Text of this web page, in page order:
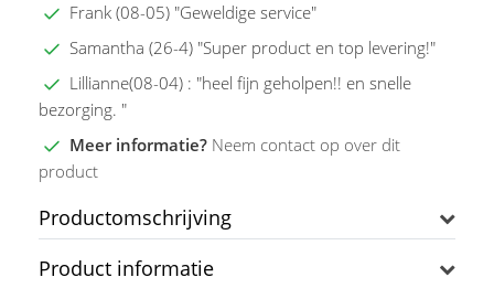
Frank (08-05) "Geweldige service"
Samantha (26-4) "Super product en top levering!"
Lillianne(08-04) : "heel fijn geholpen!! en snelle
bezorging. "
Meer informatie? Neem contact op over dit
product
Productomschrijving
Product informatie